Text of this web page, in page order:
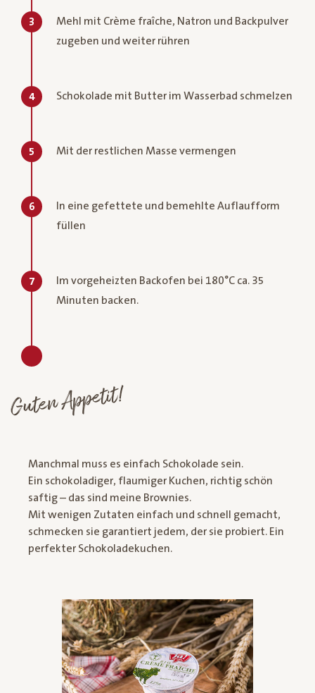
3
Mehl mit Crème fraîche, Natron und Backpulver
zugeben und weiter rühren
4 Schokolade mit Butter im Wasserbad schmelzen
5 Mit der restlichen Masse vermengen
6
In eine gefettete und bemehlte Auflaufform
füllen
7
Im vorgeheizten Backofen bei 180°C ca. 35
Minuten backen.
Guten Appetit!
Manchmal muss es einfach Schokolade sein.
Ein schokoladiger, flaumiger Kuchen, richtig schön
saftig – das sind meine Brownies.
Mit wenigen Zutaten einfach und schnell gemacht,
schmecken sie garantiert jedem, der sie probiert. Ein
perfekter Schokoladekuchen.